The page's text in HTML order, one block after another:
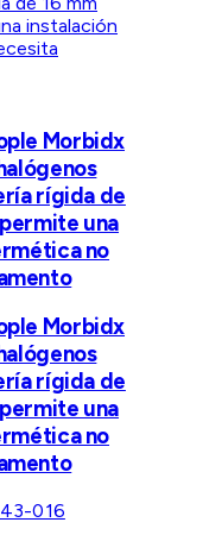
Morbidx
rígida de
una
no
Morbidx
rígida de
una
no
016